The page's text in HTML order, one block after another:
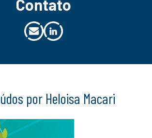
Contato
por Heloisa Macari